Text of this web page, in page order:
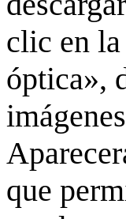
clic en la
óptica»,
que